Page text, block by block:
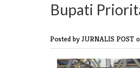
Bupati
Posted by JURNALIS POST